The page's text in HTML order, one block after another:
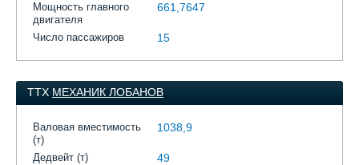
Мощность главного
двигателя
661,7647
Число пассажиров 15
ТТХ МЕХАНИК ЛОБАНОВ
Валовая вместимость
(т)
1038,9
Дедвейт (т) 49